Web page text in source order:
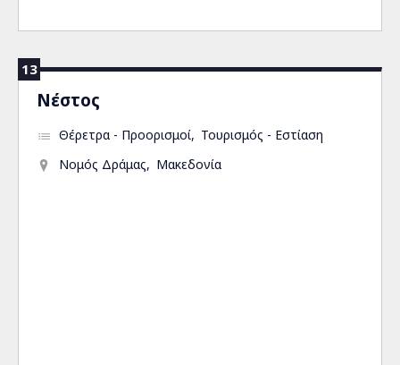
13
Νέστος
Θέρετρα - Προορισμοί
Τουρισμός - Εστίαση
Νομός Δράμας
Μακεδονία